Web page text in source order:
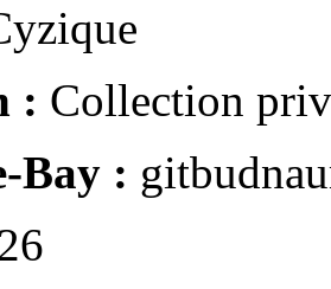
: Collection
Bay :